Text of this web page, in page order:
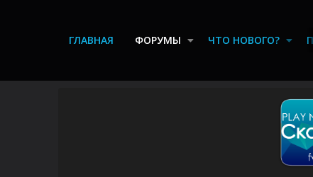
ГЛАВНАЯ ФОРУМЫ ЧТО НОВОГО?